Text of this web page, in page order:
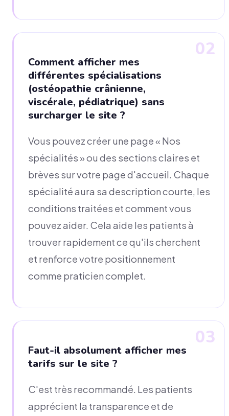
02
Comment afficher mes
différentes spécialisations
(ostéopathie crânienne,
viscérale, pédiatrique) sans
surcharger le site ?
Vous pouvez créer une page « Nos
spécialités » ou des sections claires et
brèves sur votre page d'accueil. Chaque
spécialité aura sa description courte, les
conditions traitées et comment vous
pouvez aider. Cela aide les patients à
trouver rapidement ce qu'ils cherchent
et renforce votre positionnement
comme praticien complet.
03
Faut-il absolument afficher mes
tarifs sur le site ?
C'est très recommandé. Les patients
apprécient la transparence et de